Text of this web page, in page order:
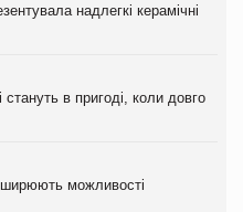
надлегкі керамічні
в пригоді, коли довго
можливості